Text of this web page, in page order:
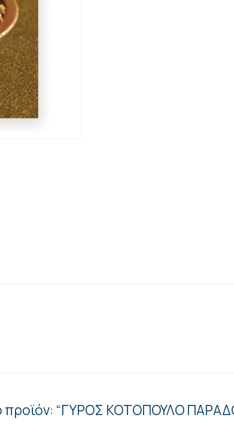
προϊόν: “ΓΥΡΟΣ ΚΟΤΟΠΟΥΛΟ